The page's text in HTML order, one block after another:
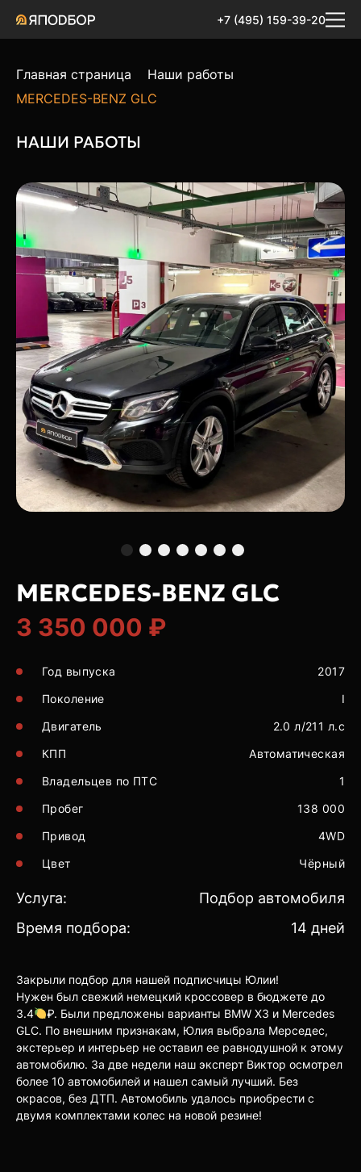
+7 (495) 159-39-20
Главная страница
Наши работы
MERCEDES-BENZ GLC
НАШИ РАБОТЫ
MERCEDES-BENZ GLC
3 350 000 ₽
Год выпуска
2017
Поколение
I
Двигатель
2.0 л/211 л.с
КПП
Автоматическая
Владельцев по ПТС
1
Пробег
138 000
Привод
4WD
Цвет
Чёрный
Услуга:
Подбор автомобиля
Время подбора:
14 дней
Закрыли подбор для нашей подписчицы Юлии!
Нужен был свежий немецкий кроссовер в бюджете до
3.4
₽. Были предложены варианты BMW Х3 и Mercedes
GLC. По внешним признакам, Юлия выбрала Мерседес,
экстерьер и интерьер не оставил ее равнодушной к этому
автомобилю. За две недели наш эксперт Виктор осмотрел
более 10 автомобилей и нашел самый лучший. Без
окрасов, без ДТП. Автомобиль удалось приобрести с
двумя комплектами колес на новой резине!